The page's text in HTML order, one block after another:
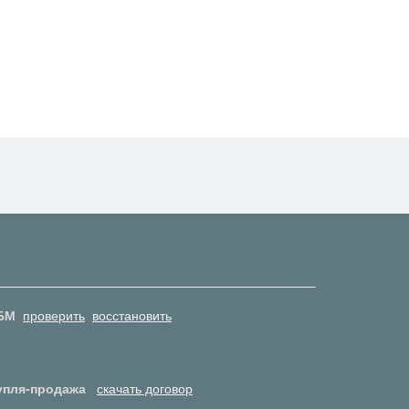
проверить восстановить
продажа скачать договор